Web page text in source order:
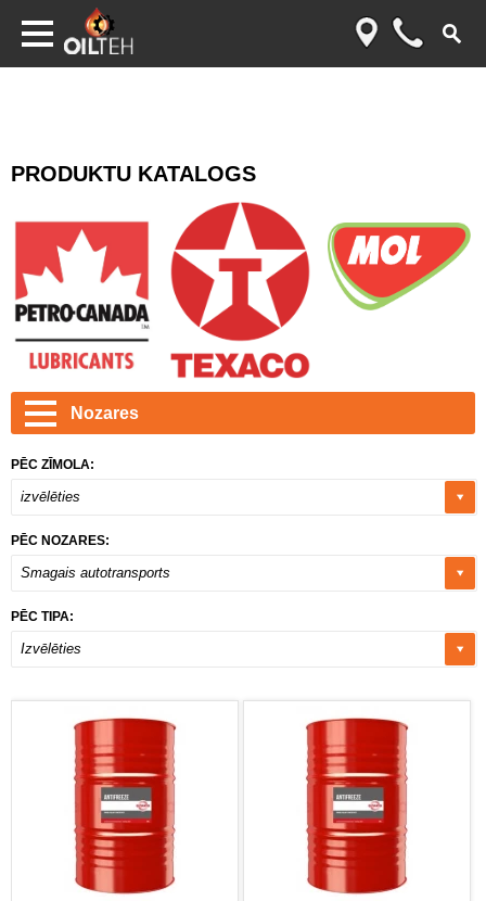
PRODUKTU KATALOGS
Nozares
PĒC ZĪMOLA:
izvēlēties
PĒC NOZARES:
Smagais autotransports
PĒC TIPA:
Izvēlēties